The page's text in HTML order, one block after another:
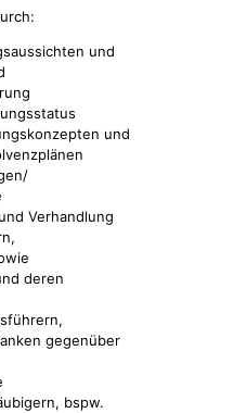
und
und
Verhandlung
deren
gegenüber
bspw.